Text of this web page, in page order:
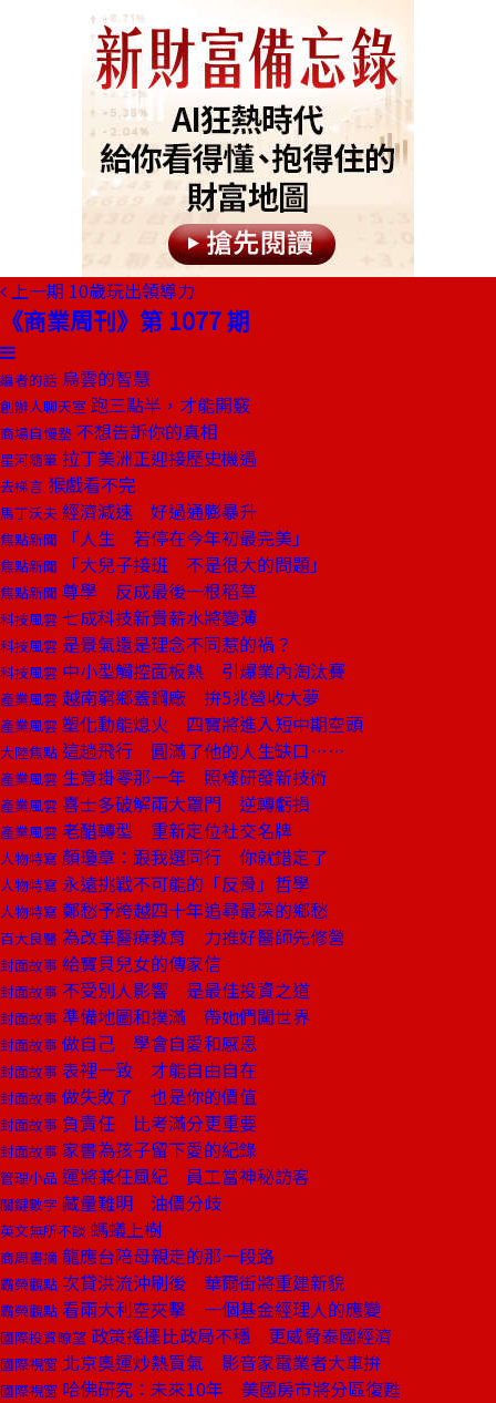
上一期 10歲玩出領導力
《商業周刊》第 1077 期
編者的話 烏雲的智慧
創辦人聊天室 跑三點半，才能開竅
商場自慢塾 不想告訴你的真相
星河隨筆 拉丁美洲正迎接歷史機遇
去梯言 猴戲看不完
馬丁沃夫 經濟減速 好過通膨暴升
焦點新聞 「人生 若停在今年初最完美」
焦點新聞 「大兒子接班 不是很大的問題」
焦點新聞 尊學 反成最後一根稻草
科技風雲 七成科技新貴薪水將變薄
科技風雲 是景氣還是理念不同惹的禍？
科技風雲 中小型觸控面板熱 引爆業內淘汰賽
產業風雲 越南窮鄉蓋鋼廠 拚5兆營收大夢
產業風雲 塑化動能熄火 四寶將進入短中期空頭
大陸焦點 這趟飛行 圓滿了他的人生缺口……
產業風雲 生意掛零那一年 照樣研發新技術
產業風雲 喜士多破解兩大罩門 逆轉虧損
產業風雲 老醋轉型 重新定位社交名牌
人物特寫 顏瓊章：跟我選同行 你就錯定了
人物特寫 永遠挑戰不可能的「反骨」哲學
人物特寫 鄭愁予跨越四十年追尋最深的鄉愁
百大良醫 為改革醫療教育 力推好醫師先修營
封面故事 給寶貝兒女的傳家信
封面故事 不受別人影響 是最佳投資之道
封面故事 準備地圖和撲滿 帶她們闖世界
封面故事 做自己 學會自愛和感恩
封面故事 表裡一致 才能自由自在
封面故事 做失敗了 也是你的價值
封面故事 負責任 比考滿分更重要
封面故事 家書為孩子留下愛的紀錄
管理小品 運將兼任風紀 員工當神秘訪客
關鍵數字 藏量難明 油價分歧
英文無所不談 螞蟻上樹
商周書摘 龍應台陪母親走的那一段路
霸榮觀點 次貸洪流沖刷後 華爾街將重建新貌
霸榮觀點 看兩大利空夾擊 一個基金經理人的應變
國際投資瞭望 政策搖擺比政局不穩 更威脅泰國經濟
國際視窗 北京奧運炒熱買氣 影音家電業者大車拚
國際視窗 哈佛研究：未來10年 美國房市將分區復甦